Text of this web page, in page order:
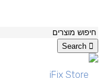
Search